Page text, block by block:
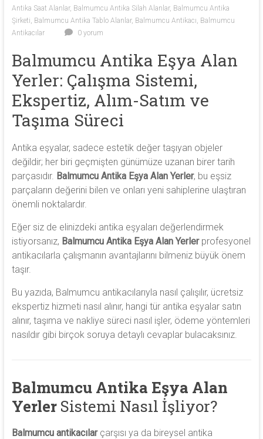
antika
heykel,
antika
ve
antika
saat
alıyoruz.
Antika Saat Alanlar, Balmumcu Antika Silah Alanlar, Balmumcu Antika
Şirketi, Balmumcu Antika Tablo Alanlar, Balmumcu Antikacı, Balmumcu
Antikacılar
0 yorum
Balmumcu Antika Eşya Alan
Yerler: Çalışma Sistemi,
Ekspertiz, Alım-Satım ve
Taşıma Süreci
Antika eşyalar, sadece estetik değer taşıyan objeler
değildir; her biri geçmişten günümüze uzanan birer tarih
parçasıdır. Balmumcu Antika Eşya Alan Yerler, bu eşsiz
parçaların değerini bilen ve onları yeni sahiplerine ulaştıran
önemli noktalardır.
Eğer siz de elinizdeki antika eşyaları değerlendirmek
istiyorsanız, Balmumcu Antika Eşya Alan Yerlerprofesyonel
antikacılarla çalışmanın avantajlarını bilmeniz büyük önem
taşır.
Bu yazıda, Balmumcu antikacılarıyla nasıl çalışılır, ücretsiz
ekspertiz hizmeti nasıl alınır, hangi tür antika eşyalar satın
alınır, taşıma ve nakliye süreci nasıl işler, ödeme yöntemleri
nasıldır gibi birçok soruya detaylı cevaplar bulacaksınız.
Balmumcu Antika Eşya Alan
YerlerSistemi Nasıl İşliyor?
Balmumcu antikacılarçarşısı ya da bireysel antika